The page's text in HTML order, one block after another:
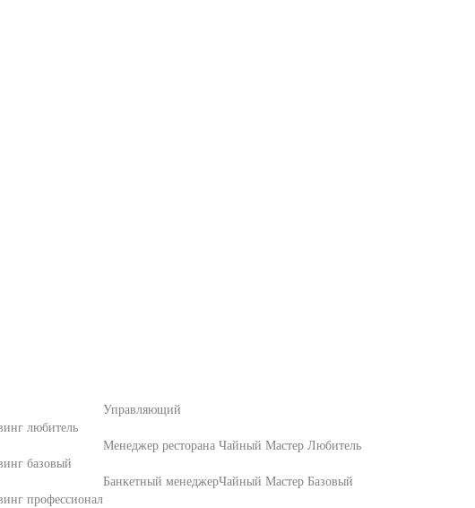
любитель
базовый
профессионал
Управляющий
Менеджер ресторана
Банкетный менеджер
Чайный Мастер Любитель
Чайный Мастер Базовый